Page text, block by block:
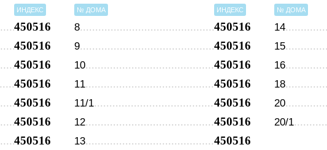
ИНДЕКС
450516
450516
450516
450516
450516
450516
450516
№ ДОМА ИНДЕКС
8 450516
9 450516
10 450516
11 450516
11/1 450516
12 450516
13 450516
№ ДОМА
14
15
16
18
20
20/1